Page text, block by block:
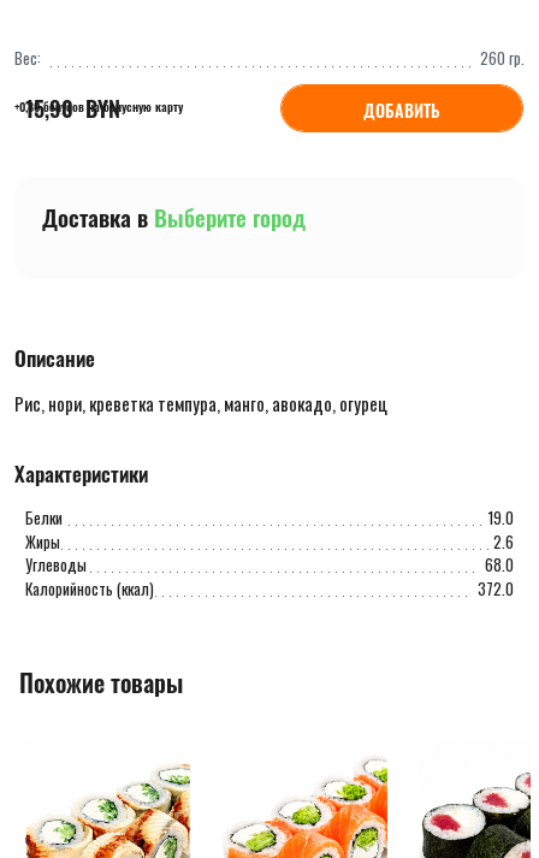
Вес: 260 гр.
15,90
  BYN
+0,80 бонусов на бонусную карту ДОБАВИТЬ
Доставка в Выберите город
Описание
Рис, нори, креветка темпура, манго, авокадо, огурец
Характеристики
Белки
19.0
Жиры
2.6
Углеводы
68.0
Калорийность (ккал)
372.0
Похожие товары